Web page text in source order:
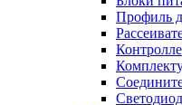
Профиль